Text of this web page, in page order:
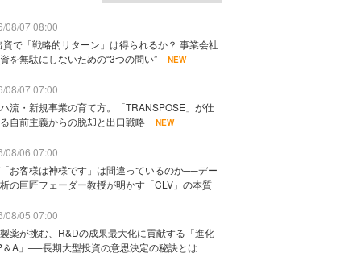
08/07 08:00
資で「戦略的リターン」は得られるか？ 事業会社
を無駄にしないための“3つの問い”
NEW
08/07 07:00
流・新規事業の育て方。「TRANSPOSE」が仕
自前主義からの脱却と出口戦略
NEW
08/06 07:00
お客様は神様です」は間違っているのか──デー
の巨匠フェーダー教授が明かす「CLV」の本質
08/05 07:00
薬が挑む、R&Dの成果最大化に貢献する「進化
＆A」──長期大型投資の意思決定の秘訣とは